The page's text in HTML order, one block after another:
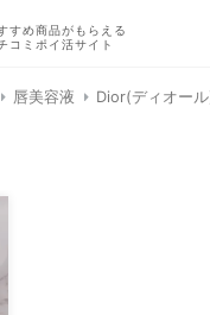
すめ商品がもらえる
コミポイ活サイト
唇美容液 Dior(ディオー